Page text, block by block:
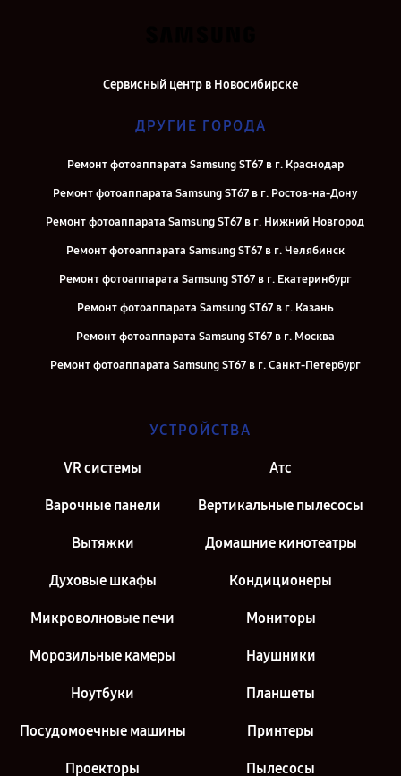
Сервисный центр в Новосибирске
ДРУГИЕ ГОРОДА
Ремонт фотоаппарата Samsung ST67 в г. Краснодар
Ремонт фотоаппарата Samsung ST67 в г. Ростов-на-Дону
Ремонт фотоаппарата Samsung ST67 в г. Нижний Новгород
Ремонт фотоаппарата Samsung ST67 в г. Челябинск
Ремонт фотоаппарата Samsung ST67 в г. Екатеринбург
Ремонт фотоаппарата Samsung ST67 в г. Казань
Ремонт фотоаппарата Samsung ST67 в г. Москва
Ремонт фотоаппарата Samsung ST67 в г. Санкт-Петербург
УСТРОЙСТВА
VR системы Атс
Варочные панели Вертикальные пылесосы
Вытяжки Домашние кинотеатры
Духовые шкафы Кондиционеры
Микроволновые печи Мониторы
Морозильные камеры Наушники
Ноутбуки Планшеты
Посудомоечные машины Принтеры
Проекторы Пылесосы